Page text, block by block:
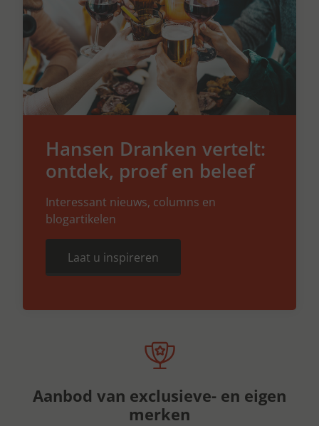
Hansen Dranken vertelt:
ontdek, proef en beleef
Interessant nieuws, columns en
blogartikelen
Laat u inspireren
Aanbod van exclusieve- en eigen
merken